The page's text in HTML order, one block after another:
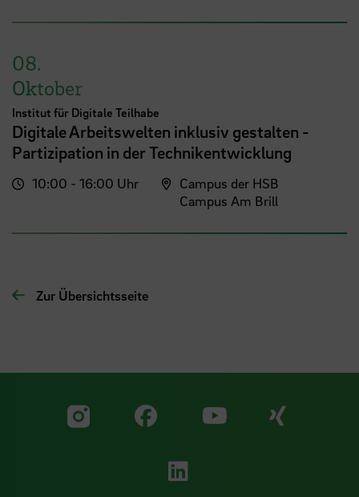
08.
Oktober
Institut für Digitale Teilhabe
Digitale Arbeitswelten inklusiv gestalten -
Partizipation in der Technikentwicklung
10:00 - 16:00 Uhr
Campus der HSB
Campus Am Brill
Zur Übersichtsseite
Zu unserer Facebook
Zu
Zu unserer